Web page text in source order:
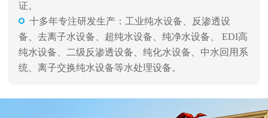
证。
十多年专注研发生产：工业纯水设备、反渗透设
备、去离子水设备、超纯水设备、纯净水设备、 EDI高
纯水设备、二级反渗透设备、纯化水设备、中水回用系
统、离子交换纯水设备等水处理设备。